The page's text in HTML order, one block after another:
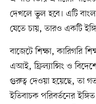
দেখলে ভুল হবে। এটি
যেতে চায়, তারও একটি
বাজেটে শিক্ষা, কারিগরি
এআই, ফ্রিল্যান্সিং ও
গুরুত্ব দেওয়া হয়েছে, তা
ইতিবাচক পরিবর্তনের